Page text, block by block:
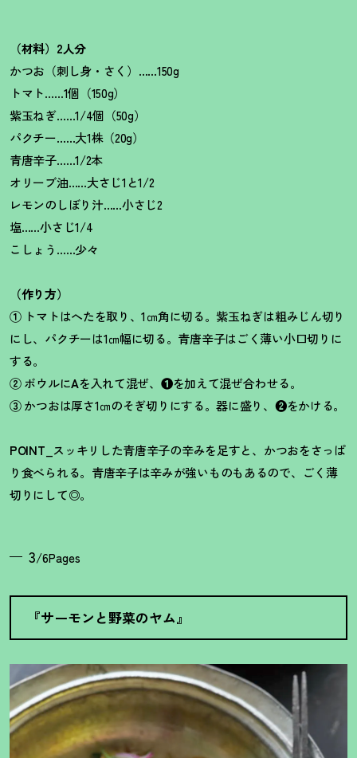
（材料）2人分
かつお（刺し身・さく）……150g
トマト……1個（150g）
紫玉ねぎ……1/4個（50g）
パクチー……大1株（20g）
青唐辛子……1/2本
オリーブ油……大さじ1と1/2
レモンのしぼり汁……小さじ2
塩……小さじ1/4
こしょう……少々
（作り方）
①トマトはへたを取り、1㎝角に切る。紫玉ねぎは粗みじん切り
にし、パクチーは1㎝幅に切る。青唐辛子はごく薄い小口切りに
する。
②ボウルにAを入れて混ぜ、 ❶を加えて混ぜ合わせる。
③かつおは厚さ1㎝のそぎ切りにする。器に盛り、 ❷をかける。
POINT _スッキリした青唐辛子の辛みを足すと、かつおをさっぱ
り食べられる。青唐辛子は辛みが強いものもあるので、ごく薄
切りにして◎。
3/6Pages
『サーモンと野菜のヤム』